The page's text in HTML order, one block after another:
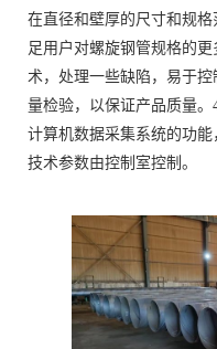
在直径和壁厚的尺寸和规
足用户对螺旋钢管规格的
术，处理一些缺陷，易于
量检验，以保证产品质量
计算机数据采集系统的功
技术参数由控制室控制。